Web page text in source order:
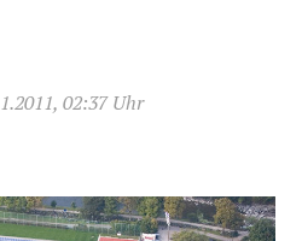
02:37 Uhr